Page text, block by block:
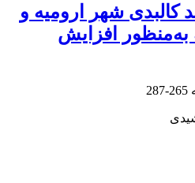
شهر ارومیه و
به‌منظور افزایش
265-287